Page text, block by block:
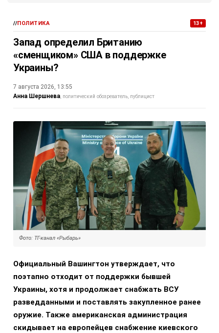
//ПОЛИТИКА 13+
Запад определил Британию
«сменщиком» США в поддержке
Украины?
7 августа 2026, 13:55
Анна Шершнева политический обозреватель, публицист
Фото: ТГ-канал «Рыбарь»
Официальный Вашингтон утверждает, что
поэтапно отходит от поддержки бывшей
Украины, хотя и продолжает снабжать ВСУ
разведданными и поставлять закупленное ранее
оружие. Также американская администрация
скидывает на европейцев снабжение киевского